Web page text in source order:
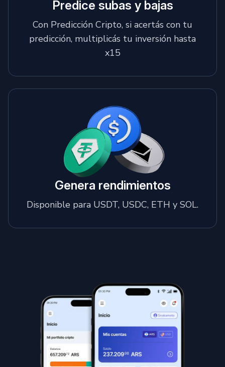
Predice subas y bajas
Con Predicción Cripto, si acertás con tu
predicción, multiplicás tu inversión hasta
x15
Genera rendimientos
Disponible para USDT, USDC, ETH y SOL.